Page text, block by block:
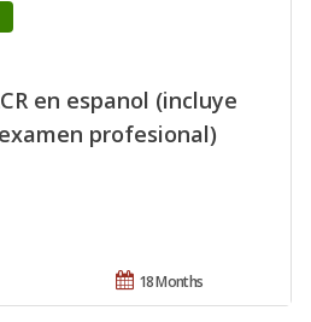
en espanol (incluye
profesional)
18 Months